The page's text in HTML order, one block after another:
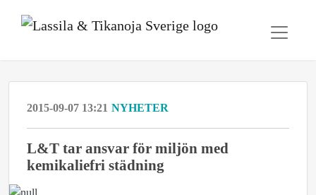
2015-09-07 13:21 NYHETER
L&T tar ansvar för miljön med
kemikaliefri städning